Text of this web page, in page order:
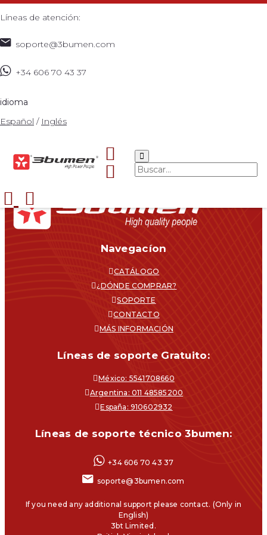
Líneas de atención:
soporte@3bumen.com
+34 606 70 43 37
idioma
Español / Inglés
Calle 0 Nº 00-00
Email
pereira@3bumen.com
Navegacíon
CATÁLOGO
¿DÓNDE COMPRAR?
SOPORTE
CONTACTO
MÁS INFORMACIÓN
Líneas de soporte Gratuito:
México: 5541708660
Argentina: 011 48585200
España: 910602932
Líneas de soporte técnico 3bumen:
+34 606 70 43 37
soporte@3bumen.com
If you need any additional support please contact. (Only in
English)
3bt Limited.